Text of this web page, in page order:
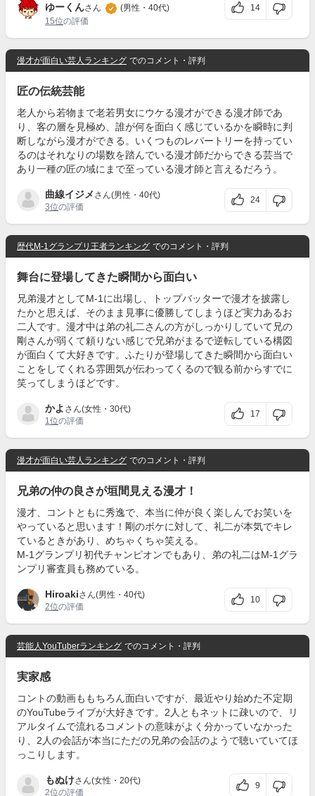
ゆーくんさん
(男性・40代)
15位の評価
14
漫才が面白い芸人ランキング でのコメント・評判
匠の伝統芸能
老人から若物まで老若男女にウケる漫才ができる漫才師であ
り、客の層を見極め、誰が何を面白く感じているかを瞬時に判
断しながら漫才ができる。いくつものレパートリーを持ってい
るのはそれなりの場数を踏んでいる漫才師だからできる芸当で
あり一種の匠の域にまで至っている漫才師と言えるだろう。
曲線イジメ さん(男性・40代)
3位の評価
24
歴代M-1グランプリ王者ランキング でのコメント・評判
舞台に登場してきた瞬間から面白い
兄弟漫才としてM-1に出場し、トップバッターで漫才を披露し
たかと思えば、そのまま見事に優勝してしまうほど実力あるお
二人です。漫才中は弟の礼二さんの方がしっかりしていて兄の
剛さんが弱くて頼りない感じで兄弟がまるで逆転している構図
が面白くて大好きです。ふたりが登場してきた瞬間から面白い
ことをしてくれる雰囲気が伝わってくるので観る前からすでに
笑ってしまうほどです。
かよ さん(女性・30代)
1位の評価
17
漫才が面白い芸人ランキング でのコメント・評判
兄弟の仲の良さが垣間見える漫才！
漫才、コントともに秀逸で、本当に仲が良く楽しんでお笑いを
やっていると思います！剛のボケに対して、礼二が本気でキレ
ているときがあり、めちゃくちゃ笑える。
M-1グランプリ初代チャンピオンでもあり、弟の礼二はM-1グラ
ンプリ審査員も務めている。
Hiroakiさん(男性・40代)
2位の評価
10
芸能人YouTuberランキング でのコメント・評判
実家感
コントの動画ももちろん面白いですが、最近やり始めた不定期
のYouTubeライブが大好きです。2人ともネットに疎いので、リ
アルタイムで流れるコメントの意味がよく分かっていなかった
り、2人の会話が本当にただの兄弟の会話のようで聴いていてほ
っこりします。
もぬけさん(女性・20代)
2位の評価
9